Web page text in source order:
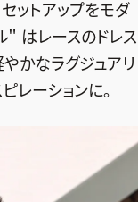
ン、
ットアップをモダ
＂ はレースのドレス
やかなラグジュアリ
レーションに。